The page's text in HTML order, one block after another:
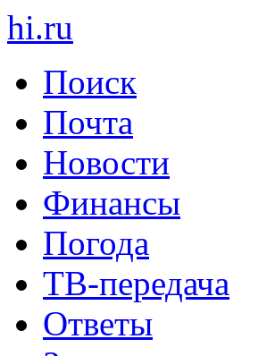
hi.ru
Поиск
Почта
Новости
Финансы
Погода
ТВ-передача
Ответы